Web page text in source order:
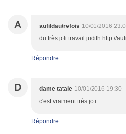
A aufildautrefois 10/01/2016
du très joli travail judith http://
Répondre
D dame tatale 10/01/2016 19:30
c'est vraiment très joli.....
Répondre